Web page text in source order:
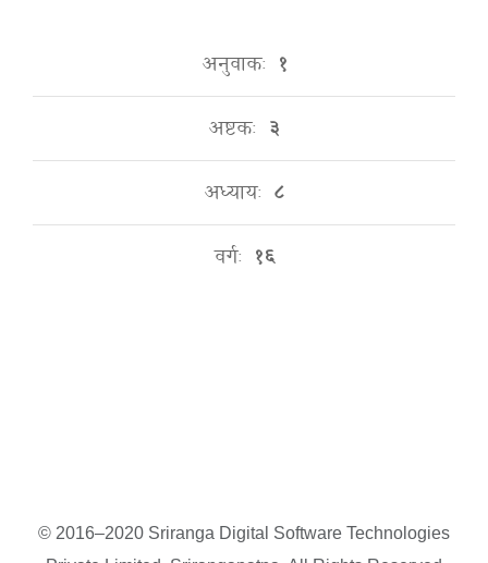
अनुवाकः १
अष्टकः ३
अध्यायः ८
वर्गः १६
© 2016–2020 Sriranga Digital Software Technologies